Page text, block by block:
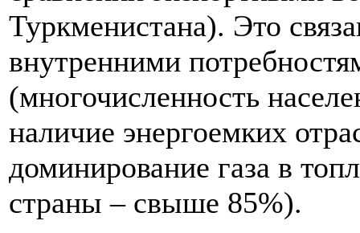
Туркменистана). Это
внутренними
(многочисленность
наличие энергоемких
доминирование газа в
страны – свыше 85%).